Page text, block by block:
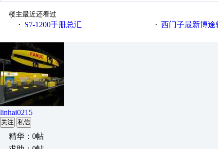
楼主最近还看过
·
S7-1200手册总汇 · 西门子最新博途软
linhai0215
关注 私信
精华：0帖